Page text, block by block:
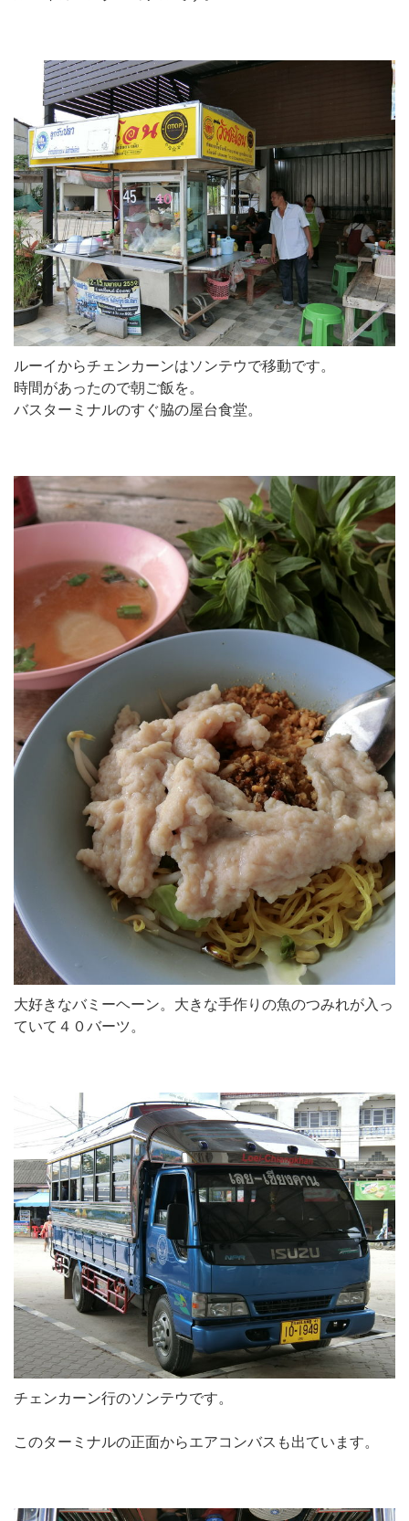
ルーイからチェンカーンはソンテウで移動です。
時間があったので朝ご飯を。
バスターミナルのすぐ脇の屋台食堂。
大好きなバミーヘーン。大きな手作りの魚のつみれが入っ
ていて４０バーツ。
チェンカーン行のソンテウです。
このターミナルの正面からエアコンバスも出ています。